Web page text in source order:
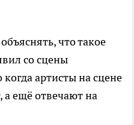
что такое
со сцены
артисты на сцене
а ещё отвечают на